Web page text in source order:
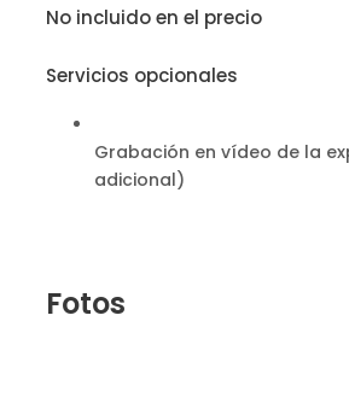
No incluido en el precio
Servicios opcionales
Grabación en vídeo de la
adicional)
Fotos